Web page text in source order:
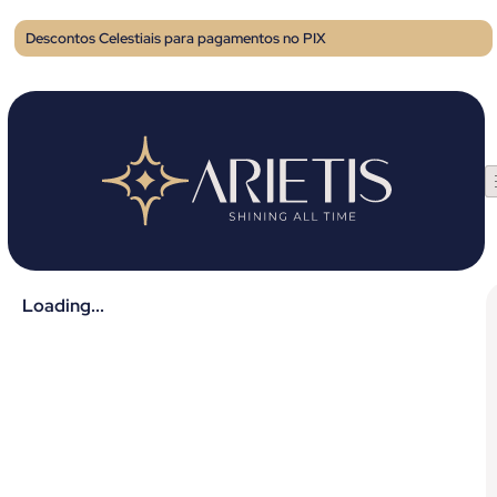
Descontos Celestiais para pagamentos no PIX
Loading...